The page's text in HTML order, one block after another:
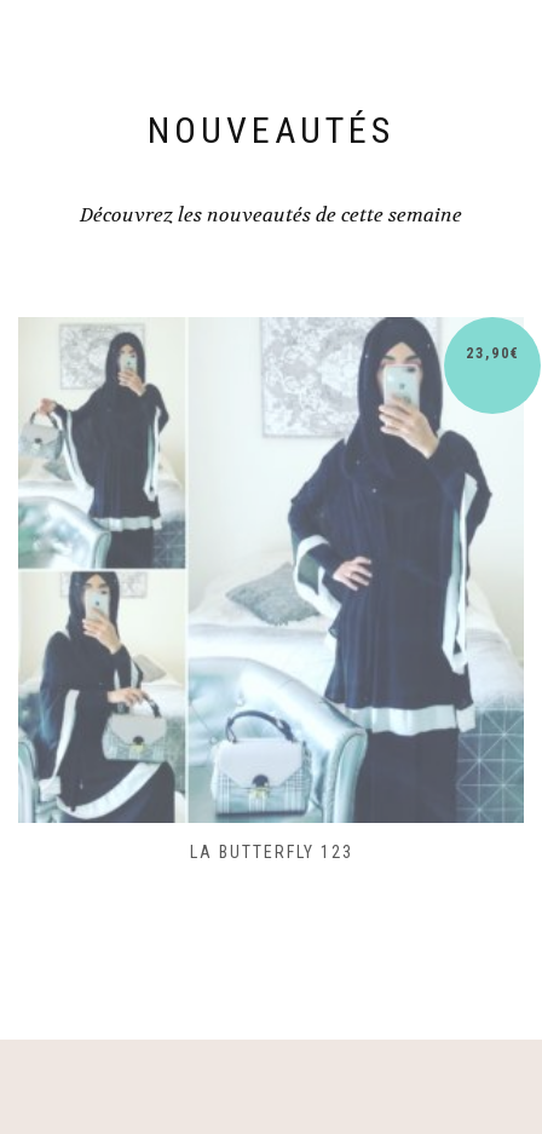
NOUVEAUTÉS
Découvrez les nouveautés de cette semaine
SAC LACET 480
30,90€